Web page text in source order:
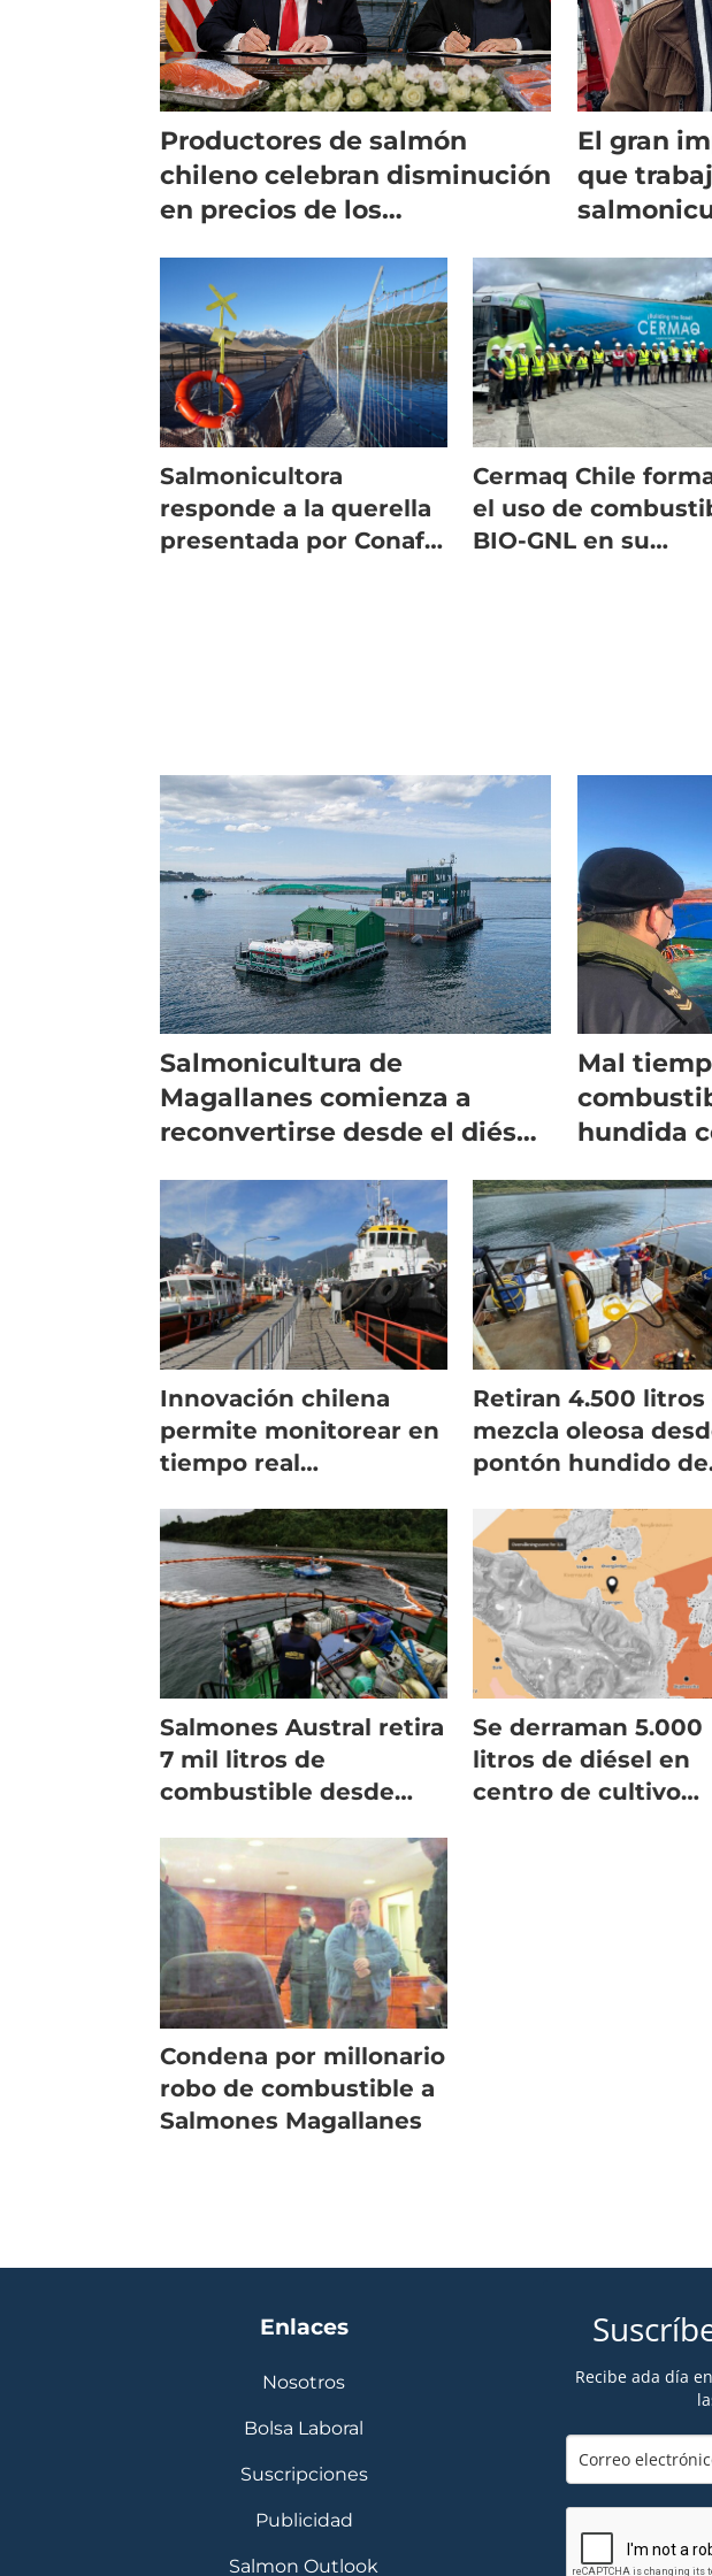
Productores de salmón
chileno celebran disminución
en precios de los
El gran
que
Salmonicultora
responde a la querella
presentada por Conaf
Cermaq Chile
el uso de
BIO-GNL en su
Salmonicultura de
Magallanes comienza a
reconvertirse desde el diésel
Mal
hundida
Innovación chilena
permite monitorear en
tiempo real
embarcaciones
acuícolas
Retiran 4.500 litros
mezcla oleosa
pontón hundido de
Salmones Austral retira
7 mil litros de
combustible desde
Se derraman 5.000
litros de diésel en
centro de cultivo
Condena por millonario
robo de combustible a
Salmones Magallanes
Enlaces
Nosotros
Bolsa Laboral
Suscripciones
Publicidad
Salmon Outlook
Recibe ada día